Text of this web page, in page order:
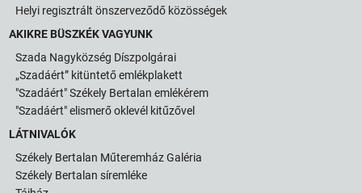
Helyi regisztrált önszerveződő közösségek
AKIKRE BÜSZKÉK VAGYUNK
Szada Nagyközség Díszpolgárai
„Szadáért” kitüntető emlékplakett
"Szadáért" Székely Bertalan emlékérem
"Szadáért" elismerő oklevél kitűzővel
LÁTNIVALÓK
Székely Bertalan Műteremház Galéria
Székely Bertalan síremléke